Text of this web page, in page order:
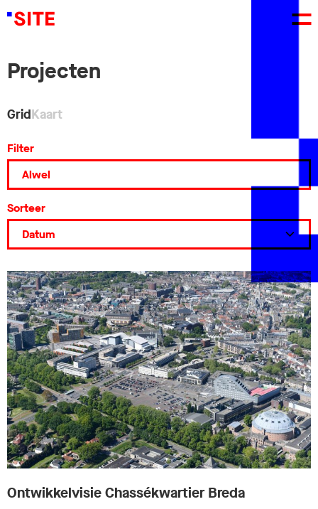
Projecten
GridKaart
Filter
Sorteer
Ontwikkelvisie Chassékwartier Breda